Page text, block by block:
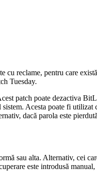
reclame, pentru care
Tuesday.
patch poate dezactiva
Acesta poate fi utilizat
dacă parola este
sau alta. Alternativ, cei
este introdusă